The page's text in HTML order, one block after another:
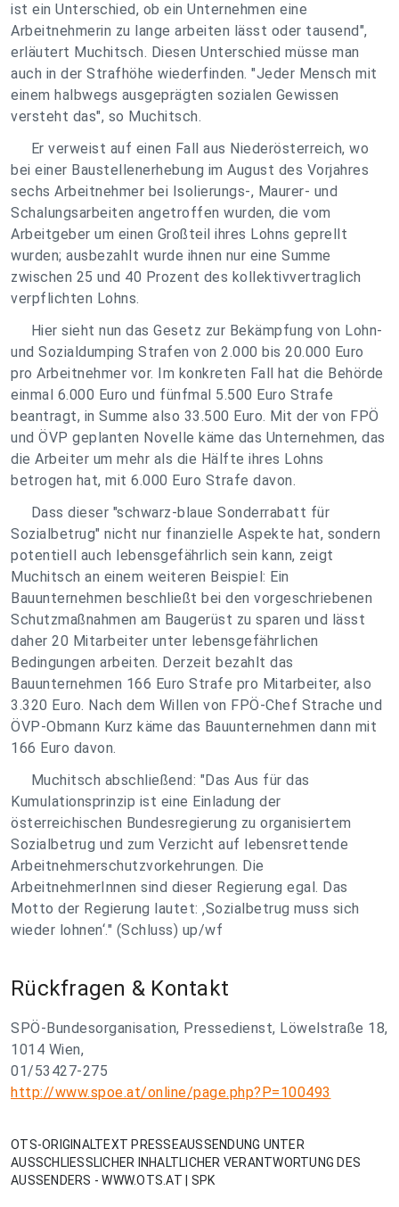
ist ein Unterschied, ob ein Unternehmen eine
Arbeitnehmerin zu lange arbeiten lässt oder tausend",
erläutert Muchitsch. Diesen Unterschied müsse man
auch in der Strafhöhe wiederfinden. "Jeder Mensch mit
einem halbwegs ausgeprägten sozialen Gewissen
versteht das", so Muchitsch.
Er verweist auf einen Fall aus Niederösterreich, wo
bei einer Baustellenerhebung im August des Vorjahres
sechs Arbeitnehmer bei Isolierungs-, Maurer- und
Schalungsarbeiten angetroffen wurden, die vom
Arbeitgeber um einen Großteil ihres Lohns geprellt
wurden; ausbezahlt wurde ihnen nur eine Summe
zwischen 25 und 40 Prozent des kollektivvertraglich
verpflichten Lohns.
Hier sieht nun das Gesetz zur Bekämpfung von Lohn-
und Sozialdumping Strafen von 2.000 bis 20.000 Euro
pro Arbeitnehmer vor. Im konkreten Fall hat die Behörde
einmal 6.000 Euro und fünfmal 5.500 Euro Strafe
beantragt, in Summe also 33.500 Euro. Mit der von FPÖ
und ÖVP geplanten Novelle käme das Unternehmen, das
die Arbeiter um mehr als die Hälfte ihres Lohns
betrogen hat, mit 6.000 Euro Strafe davon.
Dass dieser "schwarz-blaue Sonderrabatt für
Sozialbetrug" nicht nur finanzielle Aspekte hat, sondern
potentiell auch lebensgefährlich sein kann, zeigt
Muchitsch an einem weiteren Beispiel: Ein
Bauunternehmen beschließt bei den vorgeschriebenen
Schutzmaßnahmen am Baugerüst zu sparen und lässt
daher 20 Mitarbeiter unter lebensgefährlichen
Bedingungen arbeiten. Derzeit bezahlt das
Bauunternehmen 166 Euro Strafe pro Mitarbeiter, also
3.320 Euro. Nach dem Willen von FPÖ-Chef Strache und
ÖVP-Obmann Kurz käme das Bauunternehmen dann mit
166 Euro davon.
Muchitsch abschließend: "Das Aus für das
Kumulationsprinzip ist eine Einladung der
österreichischen Bundesregierung zu organisiertem
Sozialbetrug und zum Verzicht auf lebensrettende
Arbeitnehmerschutzvorkehrungen. Die
ArbeitnehmerInnen sind dieser Regierung egal. Das
Motto der Regierung lautet: ‚Sozialbetrug muss sich
wieder lohnen‘." (Schluss) up/wf
Rückfragen & Kontakt
SPÖ-Bundesorganisation, Pressedienst, Löwelstraße 18,
1014 Wien,
01/53427-275
http://www.spoe.at/online/page.php?P=100493
OTS-ORIGINALTEXT PRESSEAUSSENDUNG UNTER
AUSSCHLIESSLICHER INHALTLICHER VERANTWORTUNG DES
AUSSENDERS - WWW.OTS.AT | SPK